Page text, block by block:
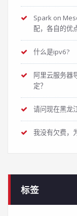
Spark on
配，各自的优
什么是ipv6?
阿里云服务器
定？
请问现在黑龙
我没有欠费，
标签